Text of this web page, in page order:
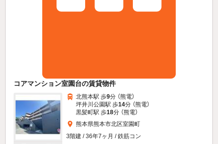
コアマンション室園台の賃貸物件
北熊本駅 歩9分 （熊電）
坪井川公園駅 歩14分 （熊電）
黒髪町駅 歩18分 （熊電）
熊本県熊本市北区室園町
3階建 / 36年7ヶ月 / 鉄筋コン